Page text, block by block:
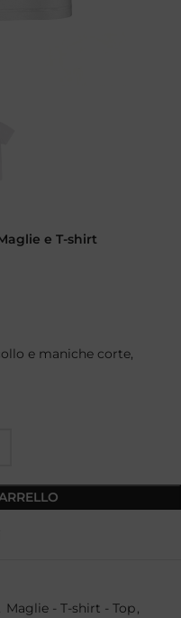
e T-shirt
e maniche corte,
Maglie - T-shirt - Top,